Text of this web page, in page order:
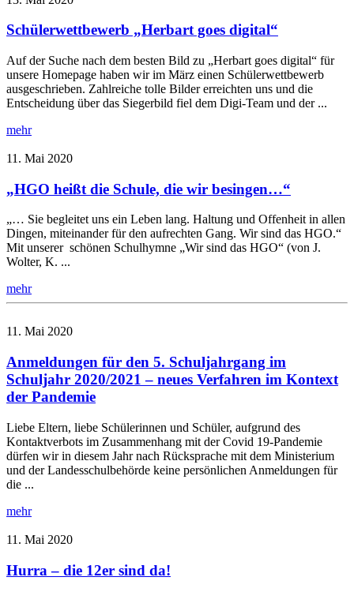
Schülerwettbewerb „Herbart goes digital“
Auf der Suche nach dem besten Bild zu „Herbart goes digital“ für
unsere Homepage haben wir im März einen Schülerwettbewerb
ausgeschrieben. Zahlreiche tolle Bilder erreichten uns und die
Entscheidung über das Siegerbild fiel dem Digi-Team und der ...
mehr
11. Mai 2020
„HGO heißt die Schule, die wir besingen…“
„… Sie begleitet uns ein Leben lang. Haltung und Offenheit in allen
Dingen, miteinander für den aufrechten Gang. Wir sind das HGO.“
Mit unserer schönen Schulhymne „Wir sind das HGO“ (von J.
Wolter, K. ...
mehr
11. Mai 2020
Anmeldungen für den 5. Schuljahrgang im
Schuljahr 2020/2021 – neues Verfahren im Kontext
der Pandemie
Liebe Eltern, liebe Schülerinnen und Schüler, aufgrund des
Kontaktverbots im Zusammenhang mit der Covid 19-Pandemie
dürfen wir in diesem Jahr nach Rücksprache mit dem Ministerium
und der Landesschulbehörde keine persönlichen Anmeldungen für
die ...
mehr
11. Mai 2020
Hurra – die 12er sind da!